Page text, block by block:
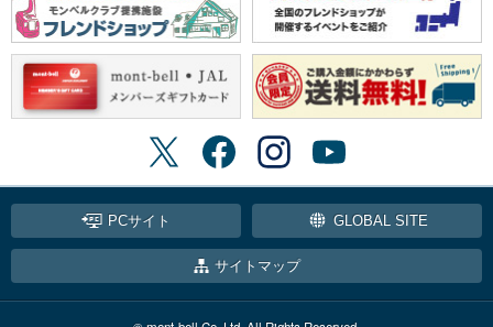
PCサイト GLOBAL SITE
サイトマップ